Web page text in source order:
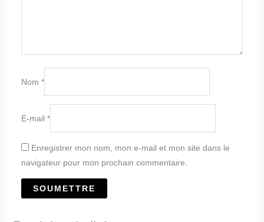
Nom *
E-mail *
Enregistrer mon nom, mon e-mail et mon site dans le
navigateur pour mon prochain commentaire.